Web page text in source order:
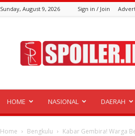
Sunday, August 9, 2026 Sign in / Join
HOME NASIONAL DAERAH
Home Bengkulu Kabar Gembira! Warga